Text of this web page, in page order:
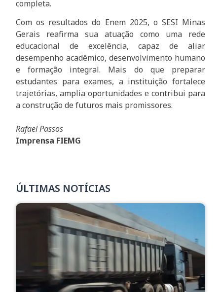
completa.
Com os resultados do Enem 2025, o SESI Minas
Gerais reafirma sua atuação como uma rede
educacional de excelência, capaz de aliar
desempenho acadêmico, desenvolvimento humano
e formação integral. Mais do que preparar
estudantes para exames, a instituição fortalece
trajetórias, amplia oportunidades e contribui para
a construção de futuros mais promissores.
Rafael Passos
Imprensa FIEMG
ÚLTIMAS NOTÍCIAS